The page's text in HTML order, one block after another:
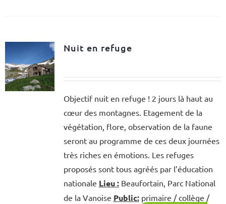
Nuit en refuge
Objectif nuit en refuge ! 2 jours là haut au
cœur des montagnes. Etagement de la
végétation, flore, observation de la faune
seront au programme de ces deux journées
très riches en émotions. Les refuges
proposés sont tous agréés par l’éducation
nationale Lieu :Beaufortain, Parc National
de la Vanoise Public:primaire / collège /